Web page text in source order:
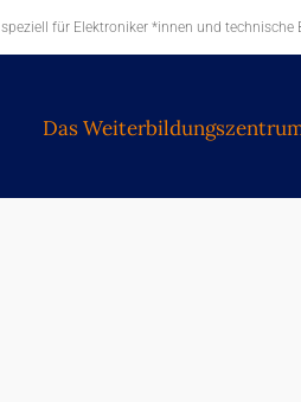
für Elektroniker *innen und technische
Das